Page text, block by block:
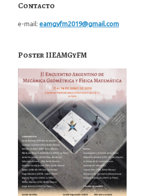
Contacto
e-mail: eamgyfm2019@gmail.com
Poster IIEAMGyFM